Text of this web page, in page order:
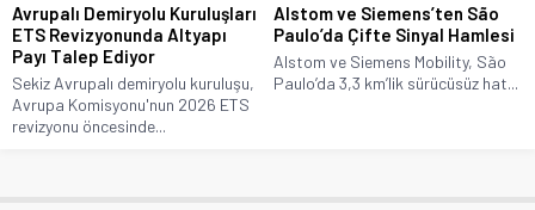
Avrupalı Demiryolu Kuruluşları
ETS Revizyonunda Altyapı
Payı Talep Ediyor
Sekiz Avrupalı demiryolu kuruluşu,
Avrupa Komisyonu'nun 2026 ETS
revizyonu öncesinde...
Alstom ve Siemens’ten São
Paulo’da Çifte Sinyal Hamlesi
Alstom ve Siemens Mobility, São
Paulo’da 3,3 km’lik sürücüsüz hat...